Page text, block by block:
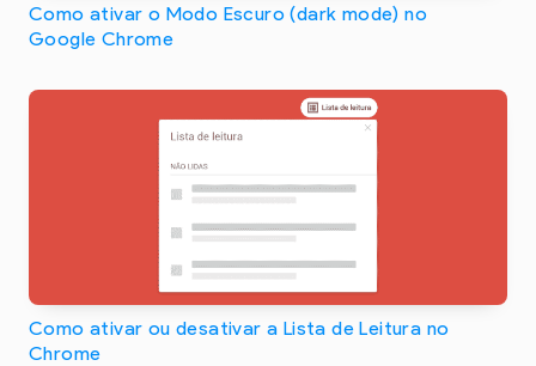
Como ativar o Modo Escuro (dark mode) no
Google Chrome
Como ativar ou desativar a Lista de Leitura no
Chrome